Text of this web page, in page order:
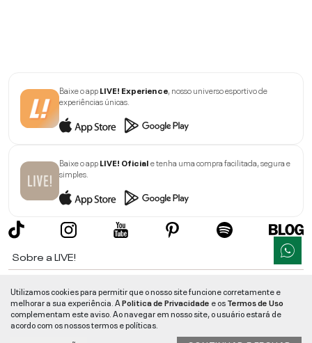
Baixe o appLIVE! Experience, nosso universo esportivo de
experiências únicas.
Baixe o appLIVE! Oficiale tenha uma compra facilitada, segura e
simples.
Sobre a LIVE!
Informações
Utilizamos cookies para permitir que o nosso site funcione corretamente e
melhorar a sua experiência. APolitica de Privacidade e osTermos de Uso
complementam este aviso. Ao navegar em nosso site, o usuário estará de
acordo com os nossos termos e políticas.